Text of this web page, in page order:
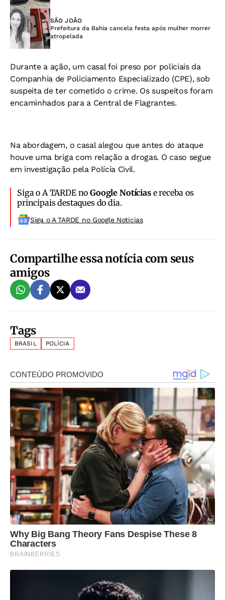
SÃO JOÃO
Prefeitura da Bahia cancela festa após mulher morrer
atropelada
Durante a ação, um casal foi preso por policiais da
Companhia de Policiamento Especializado (CPE), sob
suspeita de ter cometido o crime. Os suspeitos foram
encaminhados para a Central de Flagrantes.
Na abordagem, o casal alegou que antes do ataque
houve uma briga com relação a drogas. O caso segue
em investigação pela Polícia Civil.
Siga o A TARDE noGoogle Notíciase receba os
principais destaques do dia.
Siga o A TARDE no Google Noticias
Compartilhe essa notícia com seus
amigos
Tags
BRASIL POLÍCIA